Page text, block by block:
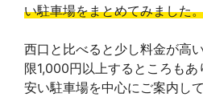
い駐車場をまとめてみました
西口と比べると少し料金が高
限1,000円以上するところも
安い駐車場を中心にご案内して